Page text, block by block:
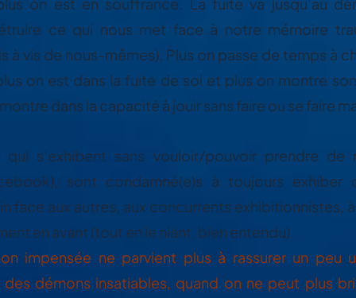
ce qui nous met face à notre mémoire
à vis de nous-mêmes). Plus on passe de temps à
on est dans la fuite de soi et plus on montre
dans la capacité à jouir sans faire ou se faire
s’exhibent sans vouloir/pouvoir prendre
sont condamné(e)s à toujours exhiber
face aux autres, aux concurrents exhibitionnistes,
en avant (tout en le niant, bien entendu).
impensée ne parvient plus à rassurer un peu
démons insatiables, quand on ne peut plus